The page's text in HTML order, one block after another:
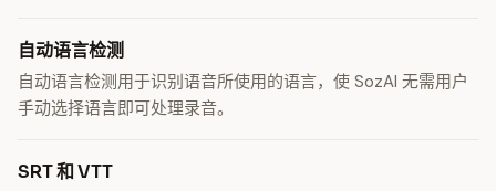
自动语言检测
自动语言检测用于识别语音所使用的语言，使 SozAI 无需用户
手动选择语言即可处理录音。
SRT 和 VTT